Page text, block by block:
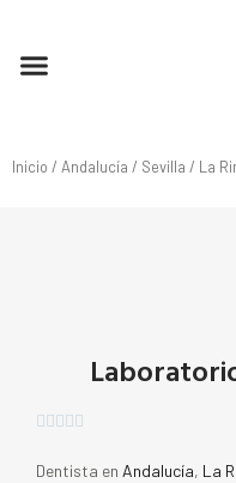
Inicio / Andalucía / Sevilla / La
    
Dentista en Andalucía, La